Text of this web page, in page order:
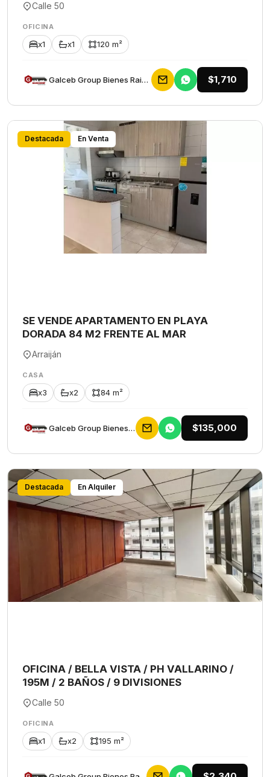
Calle 50
OFICINA
x1 x1 120 m²
Galceb Group Bienes Raices $1,710
Destacada En Venta
SE VENDE APARTAMENTO EN PLAYA
DORADA 84 M2 FRENTE AL MAR
Arraiján
CASA
x3 x2 84 m²
Galceb Group Bienes Raices $135,000
Destacada En Alquiler
OFICINA / BELLA VISTA / PH VALLARINO /
195M / 2 BAÑOS / 9 DIVISIONES
Calle 50
OFICINA
x1 x2 195 m²